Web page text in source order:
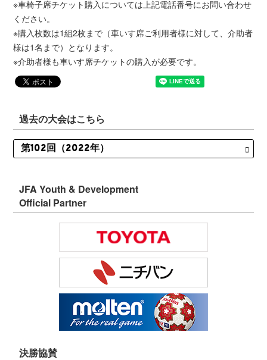
※車椅子席チケット購入については上記電話番号にお問い合わせ
ください。
※購入枚数は1組2枚まで（車いす席ご利用者様に対して、介助者
様は1名まで）となります。
※介助者様も車いす席チケットの購入が必要です。
過去の大会はこちら
JFA Youth & Development
Official Partner
決勝協賛